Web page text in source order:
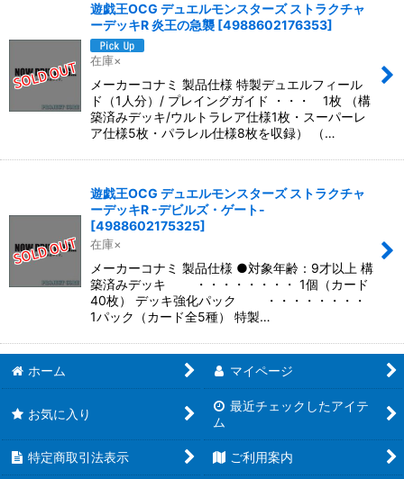
遊戯王OCG デュエルモンスターズ ストラクチャ
ーデッキR 炎王の急襲 [4988602176353]
在庫×
メーカーコナミ 製品仕様 特製デュエルフィール
ド（1人分）/ プレイングガイド ・・・ 1枚 （構
築済みデッキ/ウルトラレア仕様1枚・スーパーレ
ア仕様5枚・パラレル仕様8枚を収録） （…
遊戯王OCG デュエルモンスターズ ストラクチャ
ーデッキR -デビルズ・ゲート-
[4988602175325]
在庫×
メーカーコナミ 製品仕様 ●対象年齢：9才以上 構
築済みデッキ ・・・・・・・・ 1個（カード
40枚） デッキ強化パック ・・・・・・・・
1パック（カード全5種） 特製…
ホーム マイページ
お気に入り
最近チェックしたアイテ
ム
特定商取引法表示 ご利用案内